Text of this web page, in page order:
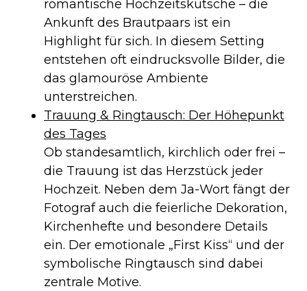
romantische Hochzeitskutsche – die
Ankunft des Brautpaars ist ein
Highlight für sich. In diesem Setting
entstehen oft eindrucksvolle Bilder, die
das glamouröse Ambiente
unterstreichen.
Trauung & Ringtausch: Der Höhepunkt
des Tages
Ob standesamtlich, kirchlich oder frei –
die Trauung ist das Herzstück jeder
Hochzeit. Neben dem Ja-Wort fängt der
Fotograf auch die feierliche Dekoration,
Kirchenhefte und besondere Details
ein. Der emotionale „First Kiss“ und der
symbolische Ringtausch sind dabei
zentrale Motive.